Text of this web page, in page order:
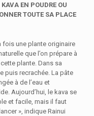
EN POUDRE OU
TOUTE SA PLACE
fois une plante originaire
que l’on prépare à
plante. Dans sa
puis recrachée. La pâte
à de l’eau et
Aujourd’hui, le kava se
et facile, mais il faut
», indique Rainui